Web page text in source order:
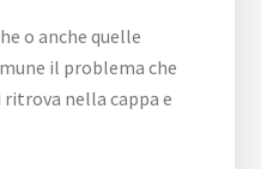
o anche quelle
il problema che
ritrova nella cappa e